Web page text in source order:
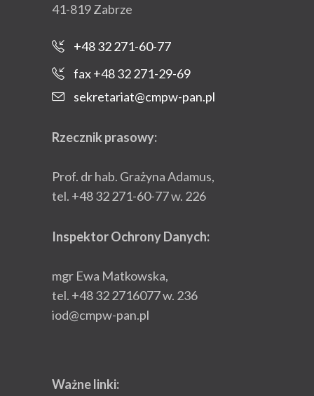
41-819 Zabrze
+48 32 271-60-77
fax +48 32 271-29-69
sekretariat@cmpw-pan.pl
Rzecznik prasowy:
Prof. dr hab. Grażyna Adamus,
tel. +48 32 271-60-77 w. 226
Inspektor Ochrony Danych:
mgr Ewa Matkowska,
tel. +48 32 2716077 w. 236
iod@cmpw-pan.pl
Ważne linki: